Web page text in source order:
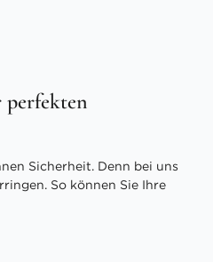
Sicherheit. Denn bei uns
So können Sie Ihre